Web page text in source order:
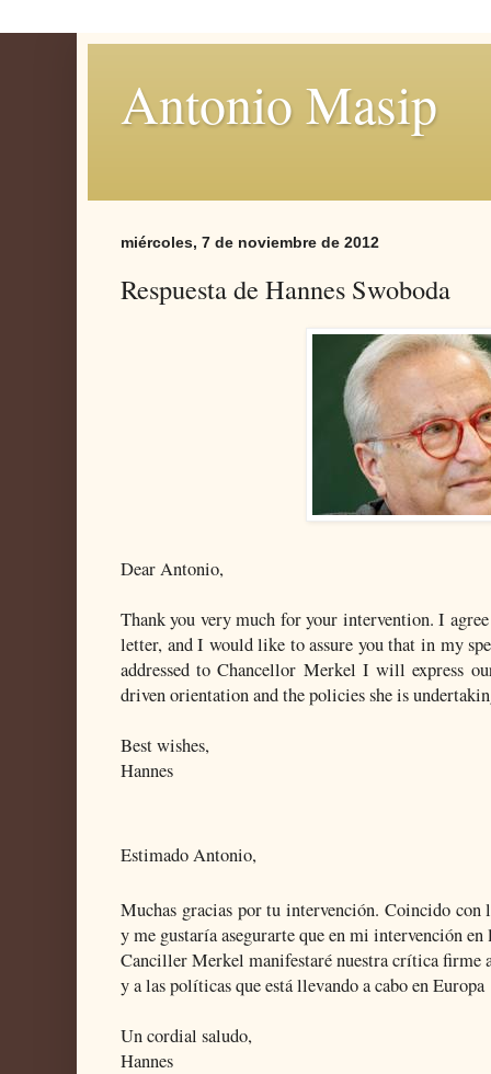
Antonio Masip
miércoles, 7 de noviembre de 2012
Respuesta de Hannes Swoboda
Dear Antonio,
Thank you very much for your intervention. I
letter, and I would like to assure you that in my
addressed to Chancellor Merkel I will express
driven orientation and the policies she is
Best wishes,
Hannes
Estimado Antonio,
Muchas gracias por tu intervención. Coincido con
y me gustaría asegurarte que en mi intervención
Canciller Merkel manifestaré nuestra crítica firme
y alaspolíticas que está llevando a cabo en Europa
Un cordial saludo,
Hannes